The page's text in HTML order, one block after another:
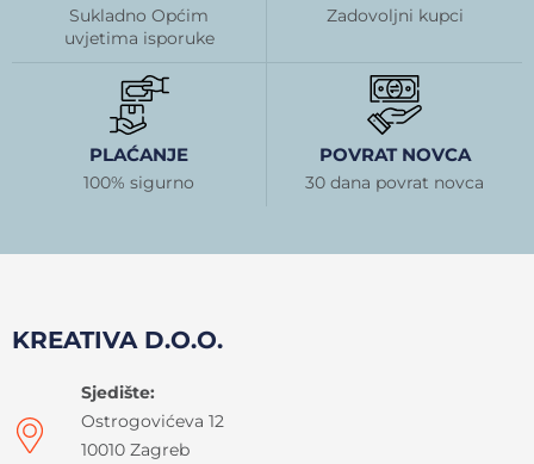
Sukladno Općim
uvjetima isporuke
Zadovoljni kupci
PLAĆANJE
100% sigurno
POVRAT NOVCA
30 dana povrat novca
KREATIVA D.O.O.
Sjedište:
Ostrogovićeva 12
10010 Zagreb